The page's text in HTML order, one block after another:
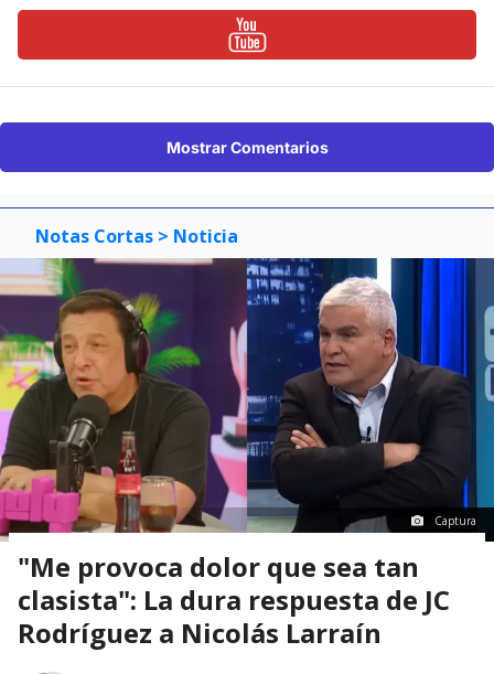
Mostrar Comentarios
Notas Cortas > Noticia
Captura
"Me provoca dolor que sea tan
clasista": La dura respuesta de JC
Rodríguez a Nicolás Larraín